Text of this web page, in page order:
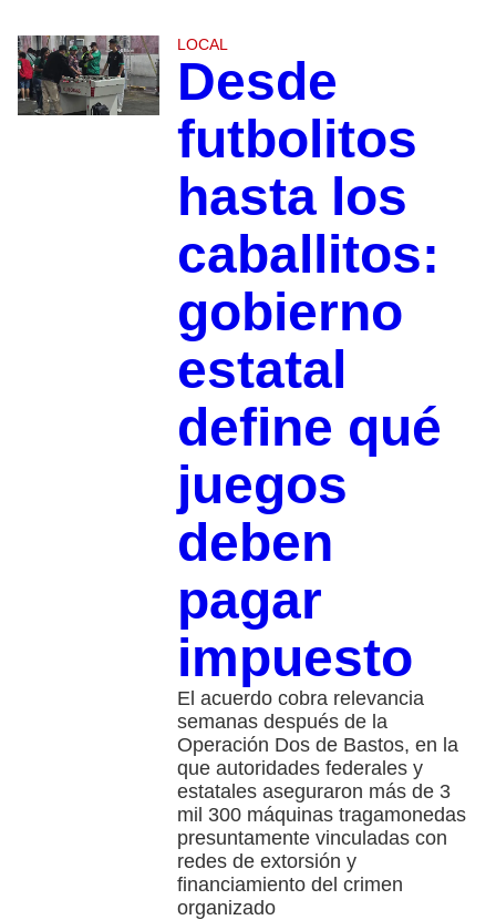
LOCAL
Desde
futbolitos
hasta los
caballitos:
gobierno
estatal
define qué
juegos
deben
pagar
impuesto
El acuerdo cobra relevancia
semanas después de la
Operación Dos de Bastos, en la
que autoridades federales y
estatales aseguraron más de 3
mil 300 máquinas tragamonedas
presuntamente vinculadas con
redes de extorsión y
financiamiento del crimen
organizado